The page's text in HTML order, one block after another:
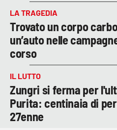
LA TRAGEDIA
Trovato un corpo
un’auto nelle
corso
IL LUTTO
Zungri si ferma per
Purita: centinaia di
27enne